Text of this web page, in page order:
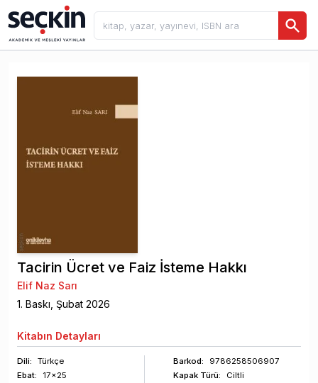
Tacirin Ücret ve Faiz İsteme Hakkı
Elif Naz Sarı
1. Baskı, Şubat 2026
Kitabın Detayları
Dili:
Türkçe
Ebat:
17x25
Barkod:
9786258506907
Kapak Türü:
Ciltli